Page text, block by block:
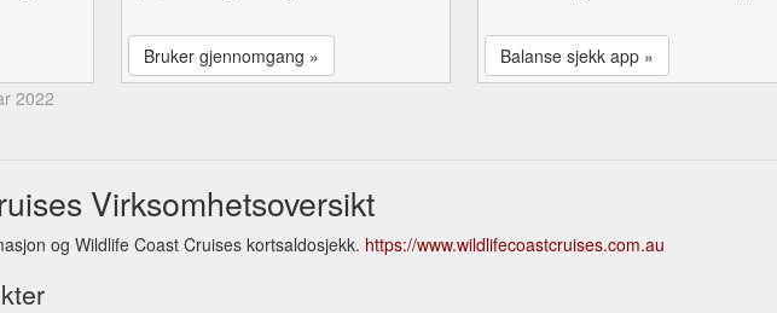
Bruker gjennomgang »
Balanse sjekk app »
2022
Virksomhetsoversikt
og Wildlife Coast Cruises kortsaldosjekk. https://www.wildlifecoastcruises.com.au